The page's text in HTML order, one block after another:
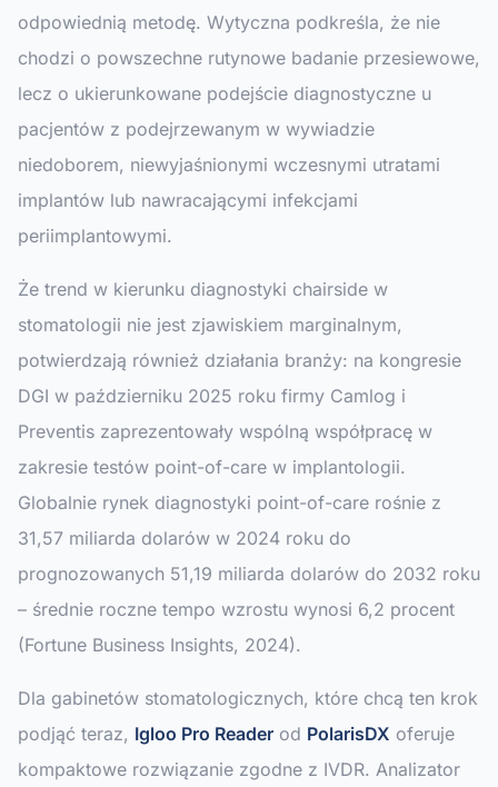
odpowiednią metodę. Wytyczna podkreśla, że nie
chodzi o powszechne rutynowe badanie przesiewowe,
lecz o ukierunkowane podejście diagnostyczne u
pacjentów z podejrzewanym w wywiadzie
niedoborem, niewyjaśnionymi wczesnymi utratami
implantów lub nawracającymi infekcjami
periimplantowymi.
Że trend w kierunku diagnostyki chairside w
stomatologii nie jest zjawiskiem marginalnym,
potwierdzają również działania branży: na kongresie
DGI w październiku 2025 roku firmy Camlog i
Preventis zaprezentowały wspólną współpracę w
zakresie testów point-of-care w implantologii.
Globalnie rynek diagnostyki point-of-care rośnie z
31,57 miliarda dolarów w 2024 roku do
prognozowanych 51,19 miliarda dolarów do 2032 roku
– średnie roczne tempo wzrostu wynosi 6,2 procent
(Fortune Business Insights, 2024).
Dla gabinetów stomatologicznych, które chcą ten krok
podjąć teraz, Igloo Pro Reader od PolarisDX oferuje
kompaktowe rozwiązanie zgodne z IVDR. Analizator